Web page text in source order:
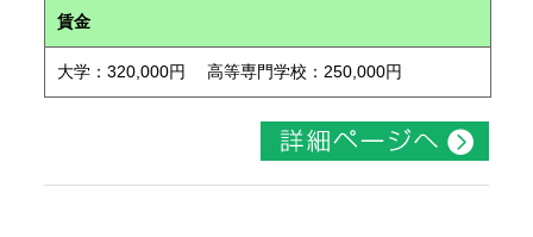
賃金
大学：320,000円 高等専門学校：250,000円